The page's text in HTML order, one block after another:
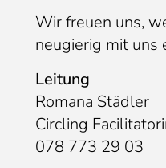
Wir freuen uns,
neugierig mit uns
Leitung
Romana Städler
Circling
078 773 29 03